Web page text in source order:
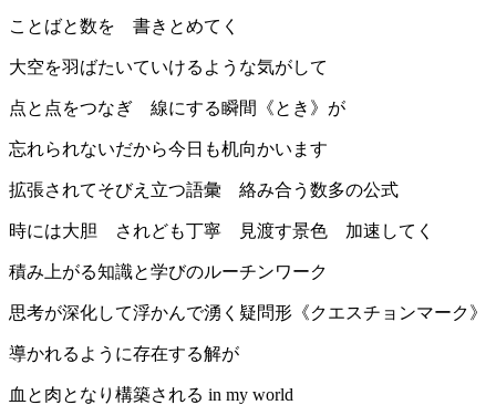
ことばと数を 書きとめてく
大空を羽ばたいていけるような気がして
点と点をつなぎ 線にする瞬間《とき》が
忘れられないだから今日も机向かいます
拡張されてそびえ立つ語彙 絡み合う数多の公式
時には大胆 されども丁寧 見渡す景色 加速してく
積み上がる知識と学びのルーチンワーク
思考が深化して浮かんで湧く疑問形《クエスチョンマーク》
導かれるように存在する解が
血と肉となり構築される in my world